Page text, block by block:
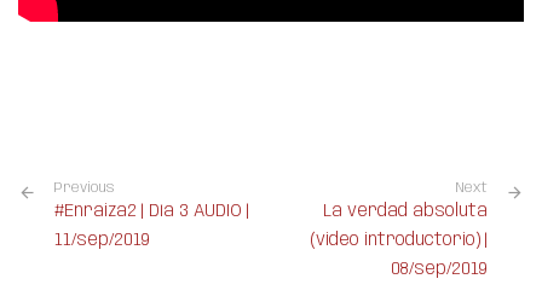
Previous
#Enraiza2 | Día 3 AUDIO |
11/sep/2019
Next
La verdad absoluta
(video introductorio) |
08/sep/2019